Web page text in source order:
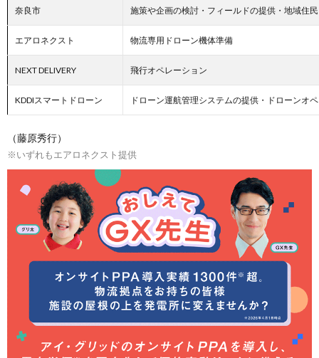
奈良市 施策や企画の検討・フィールドの提供・地域住
エアロネクスト 物流専用ドローン機体準備
NEXT DELIVERY 飛行オペレーション
KDDIスマートドローン ドローン運航管理システムの提供・ドローンオ
（藤原秀行）
※いずれもエアロネクスト提供